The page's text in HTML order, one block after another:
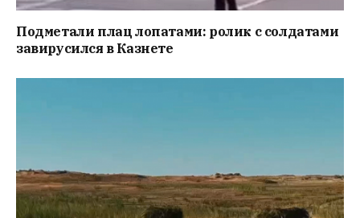
Подметали плац лопатами: ролик с солдатами
завирусился в Казнете